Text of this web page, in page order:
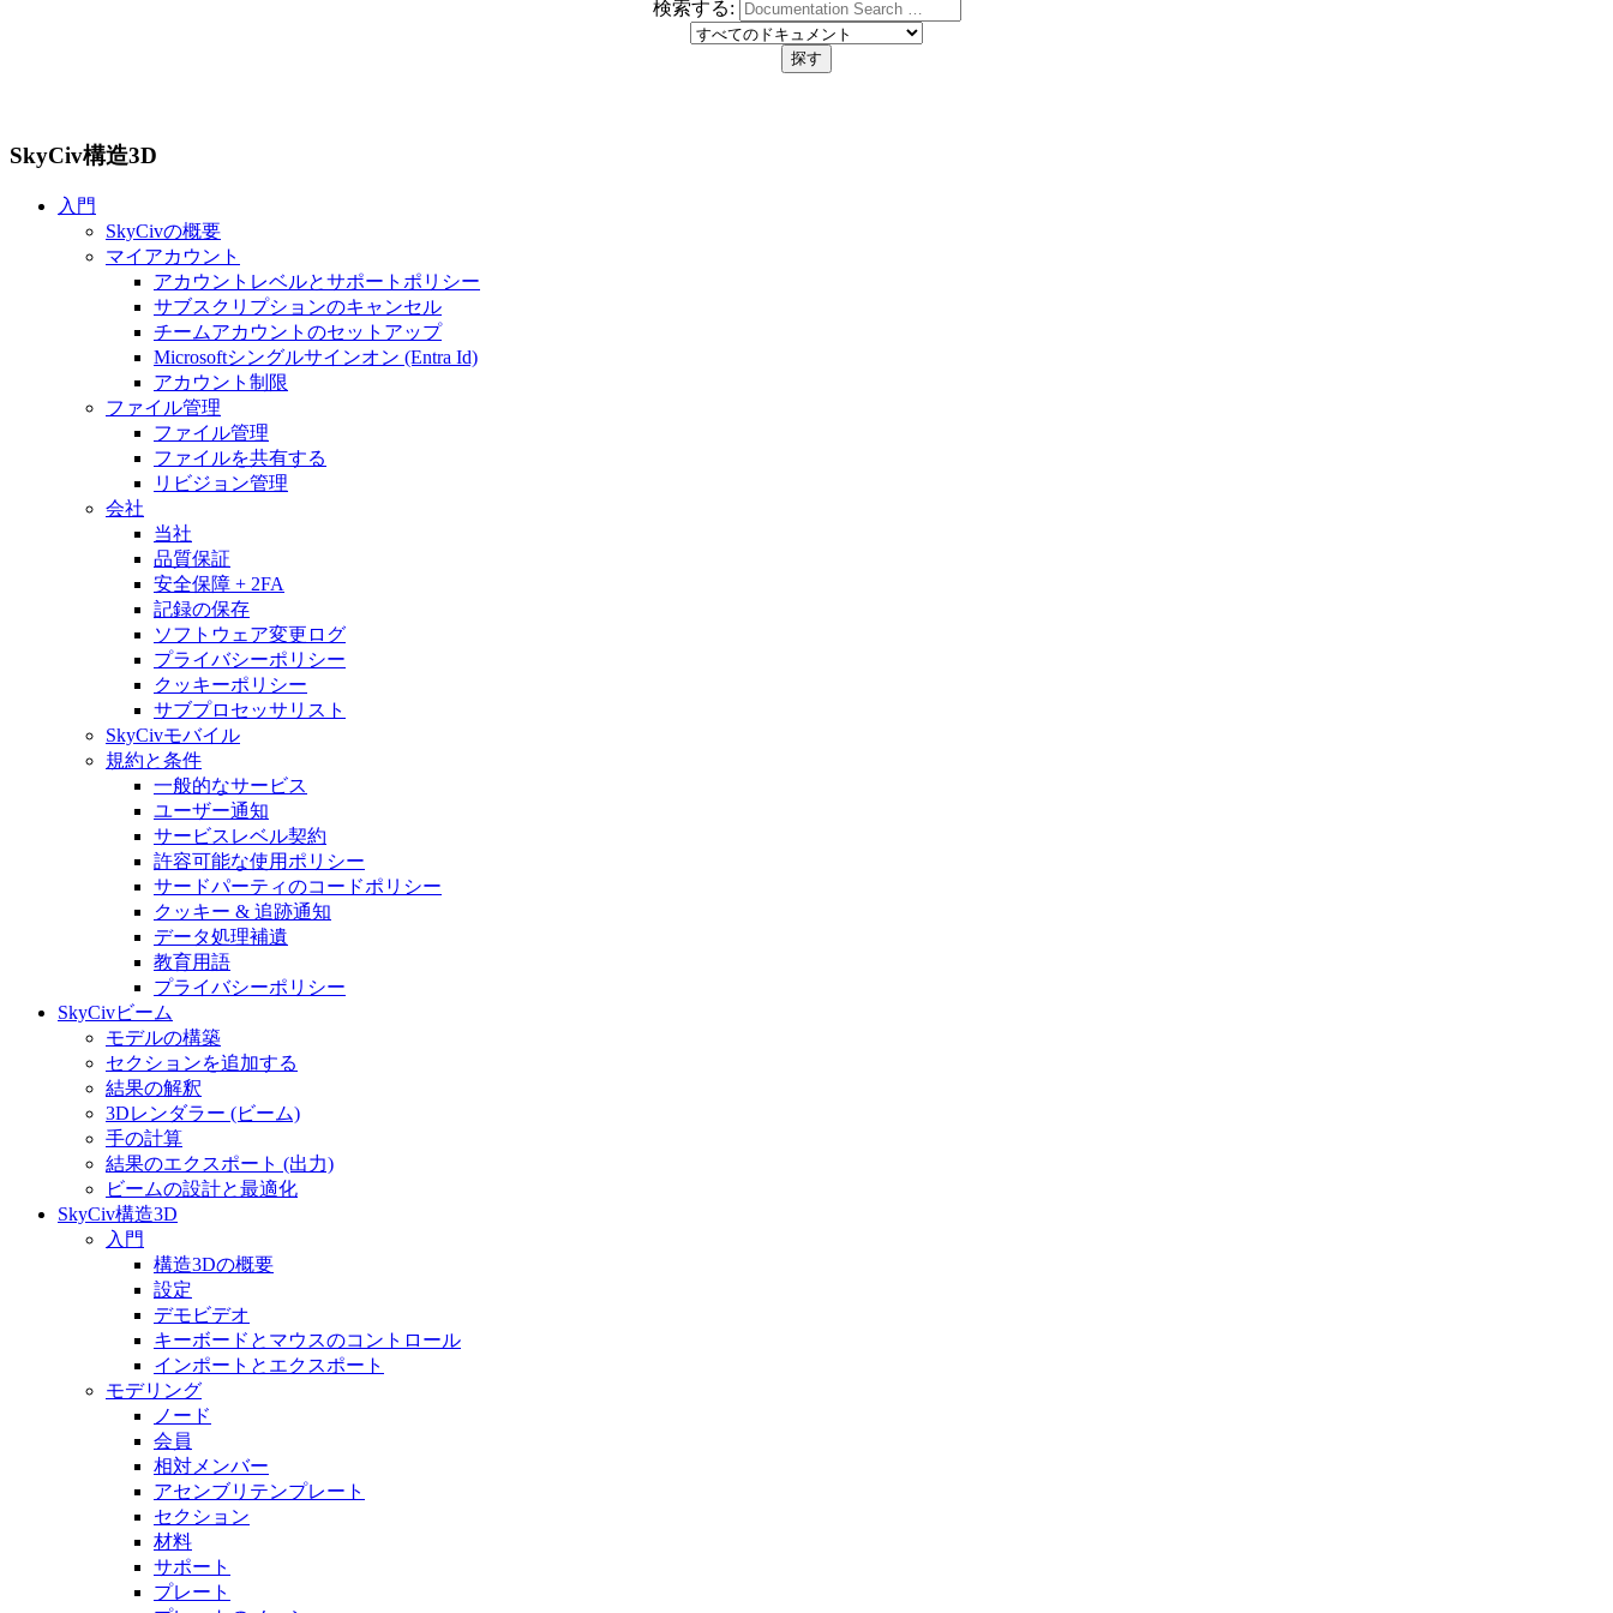
検索する:
SkyCiv構造3D
入門
SkyCivの概要
マイアカウント
アカウントレベルとサポートポリシー
サブスクリプションのキャンセル
チームアカウントのセットアップ
Microsoftシングルサインオン (Entra Id)
アカウント制限
ファイル管理
ファイル管理
ファイルを共有する
リビジョン管理
会社
当社
品質保証
安全保障 + 2FA
記録の保存
ソフトウェア変更ログ
プライバシーポリシー
クッキーポリシー
サブプロセッサリスト
SkyCivモバイル
規約と条件
一般的なサービス
ユーザー通知
サービスレベル契約
許容可能な使用ポリシー
サードパーティのコードポリシー
クッキー & 追跡通知
データ処理補遺
教育用語
プライバシーポリシー
SkyCivビーム
モデルの構築
セクションを追加する
結果の解釈
3Dレンダラー (ビーム)
手の計算
結果のエクスポート (出力)
ビームの設計と最適化
SkyCiv構造3D
入門
構造3Dの概要
設定
デモビデオ
キーボードとマウスのコントロール
インポートとエクスポート
モデリング
ノード
会員
相対メンバー
アセンブリテンプレート
セクション
材料
サポート
プレート